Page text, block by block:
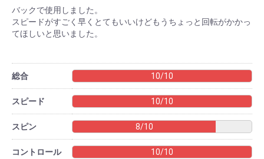
バックで使用しました。
スピードがすごく早くとてもいいけどもうちょっと回転がかかっ
てほしいと思いました。
総合 10/10
スピード 10/10
スピン 8/10
コントロール 10/10